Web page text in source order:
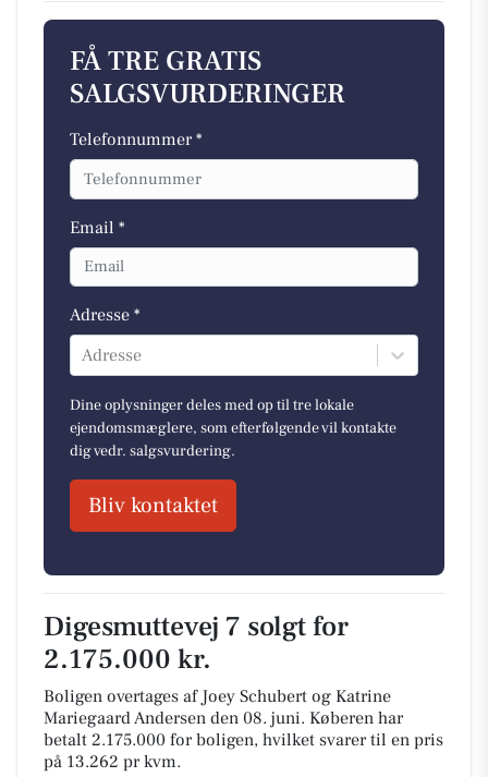
FÅ TRE GRATIS
SALGSVURDERINGER
Telefonnummer *
Email *
Adresse *
Adresse
Dine oplysninger deles med op til tre lokale
ejendomsmæglere, som efterfølgende vil kontakte
dig vedr. salgsvurdering.
Bliv kontaktet
Digesmuttevej 7 solgt for
2.175.000 kr.
Boligen overtages af Joey Schubert og Katrine
Mariegaard Andersen den 08. juni. Køberen har
betalt 2.175.000 for boligen, hvilket svarer til en pris
på 13.262 pr kvm.